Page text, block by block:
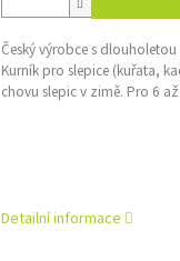
Český výrobce s
Kurník pro slepice (kuřata,
chovu slepic v zimě. Pro 6
Detailní informace